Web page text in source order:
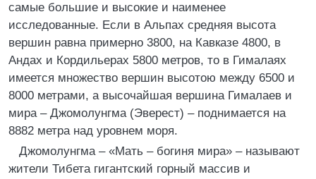
самые большие и высокие и наименее
исследованные. Если в Альпах средняя высота
вершин равна примерно 3800, на Кавказе 4800, в
Андах и Кордильерах 5800 метров, то в Гималаях
имеется множество вершин высотою между 6500 и
8000 метрами, а высочайшая вершина Гималаев и
мира – Джомолунгма (Эверест) – поднимается на
8882 метра над уровнем моря.
Джомолунгма – «Мать – богиня мира» – называют
жители Тибета гигантский горный массив и